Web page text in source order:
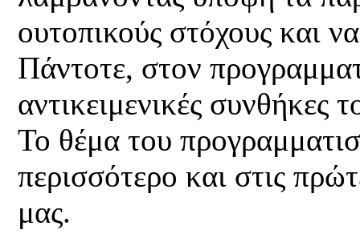
ουτοπικούς στόχους και
Πάντοτε, στον
αντικειμενικές συνθήκες
Το θέμα του
περισσότερο και στις
μας.